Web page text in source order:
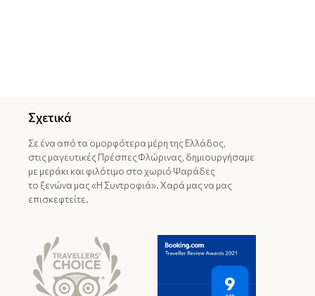
Σχετικά
Σε ένα από τα ομορφότερα μέρη της Ελλάδος,
στις μαγευτικές Πρέσπες Φλώρινας, δημιουργήσαμε
με μεράκι και φιλότιμο στο χωριό Ψαράδες
το ξενώνα μας «Η Συντροφιά». Χαρά μας να μας
επισκεφτείτε.